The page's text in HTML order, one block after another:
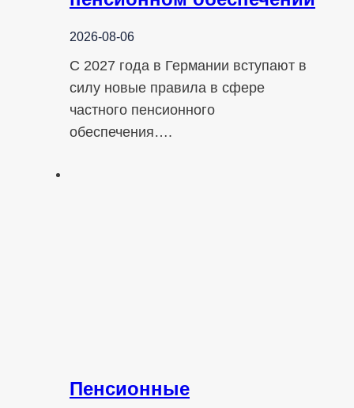
2026-08-06
С 2027 года в Германии вступают в
силу новые правила в сфере
частного пенсионного
обеспечения….
Пенсионные